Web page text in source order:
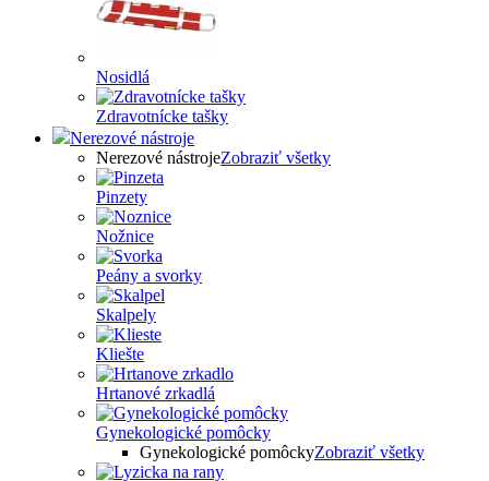
Nosidlá
Zdravotnícke tašky
Nerezové nástroje
Nerezové nástrojeZobraziť všetky
Pinzety
Nožnice
Peány a svorky
Skalpely
Kliešte
Hrtanové zrkadlá
Gynekologické pomôcky
Gynekologické pomôckyZobraziť všetky